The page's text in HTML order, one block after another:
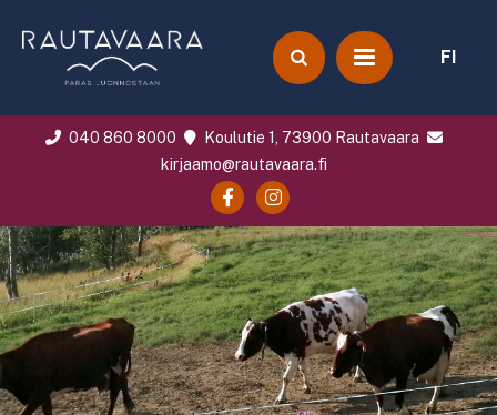
FI
040 860 8000
Koulutie 1, 73900 Rautavaara
kirjaamo@rautavaara.fi